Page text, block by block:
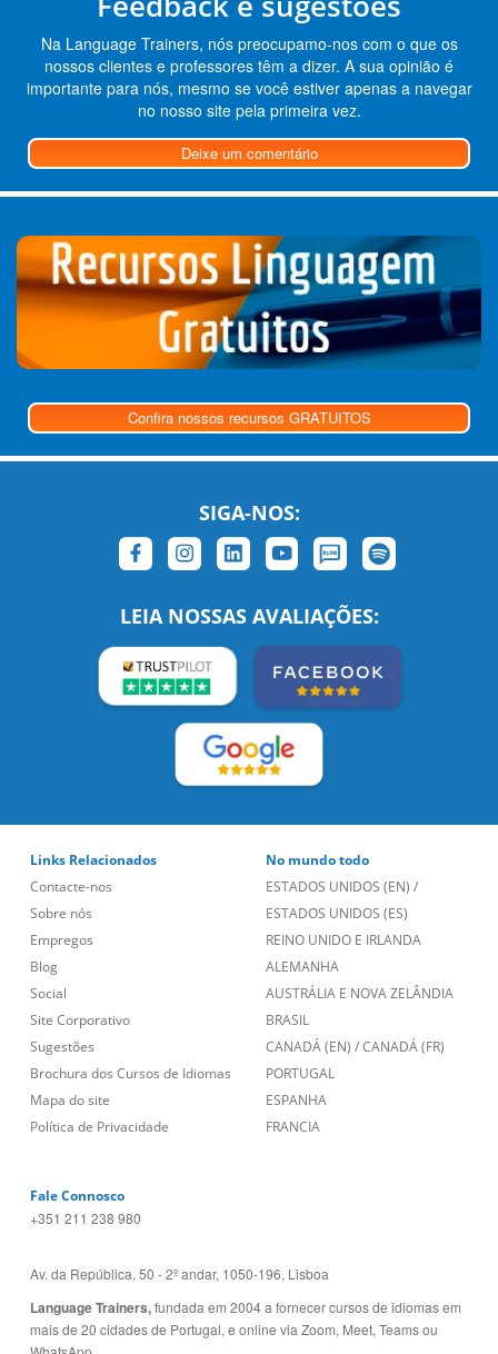
Na Language Trainers, nós preocupamo-nos com o que os
nossos clientes e professores têm a dizer. A sua opinião é
importante para nós, mesmo se você estiver apenas a navegar
no nosso site pela primeira vez.
Deixe um comentário
Confira nossos recursos GRATUITOS
SIGA-NOS:
LEIA NOSSAS AVALIAÇÕES:
Links Relacionados
Contacte-nos
Sobre nós
Empregos
Blog
Social
Site Corporativo
Sugestões
Brochura dos Cursos de Idiomas
Mapa do site
Política de Privacidade
No mundo todo
ESTADOS UNIDOS (EN) /
ESTADOS UNIDOS (ES)
REINO UNIDO E IRLANDA
ALEMANHA
AUSTRÁLIA E NOVA ZELÂNDIA
BRASIL
CANADÁ (EN) /CANADÁ (FR)
PORTUGAL
ESPANHA
FRANCIA
Fale Connosco
+351 211 238 980
Av. da República, 50 - 2º andar, 1050-196, Lisboa
Language Trainers,fundada em 2004 a fornecer cursos de idiomas em
mais de 20 cidades de Portugal, e online via Zoom, Meet, Teams ou